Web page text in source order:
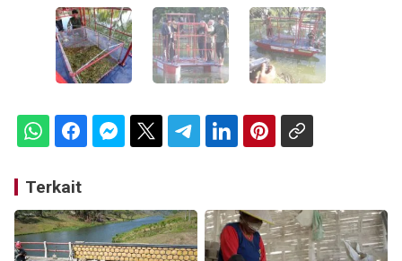
Terkait